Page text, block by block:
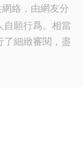
絡，由網友分
願行爲。相當
細緻審閱，盡